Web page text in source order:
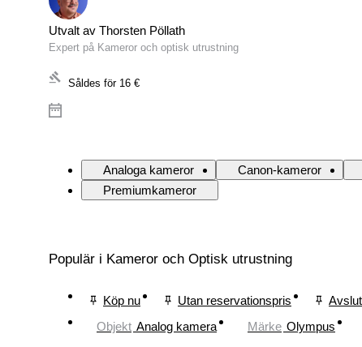
Utvalt av Thorsten Pöllath
Expert på Kameror och optisk utrustning
Såldes för 16 €
Analoga kameror Canon-kameror
Premiumkameror
Populär i Kameror och Optisk utrustning
Köp nu Utan reservationspris
Objekt Analog kamera Märke Olympus